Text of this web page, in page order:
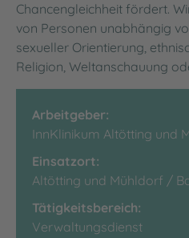
Chancengleichheit fördert.
von Personen unabhängig
sexueller Orientierung,
Religion, Weltanschauung
Arbeitgeber:
InnKlinikum Altötting und
Einsatzort:
Altötting und Mühldorf /
Tätigkeitsbereich:
Verwaltungsdienst